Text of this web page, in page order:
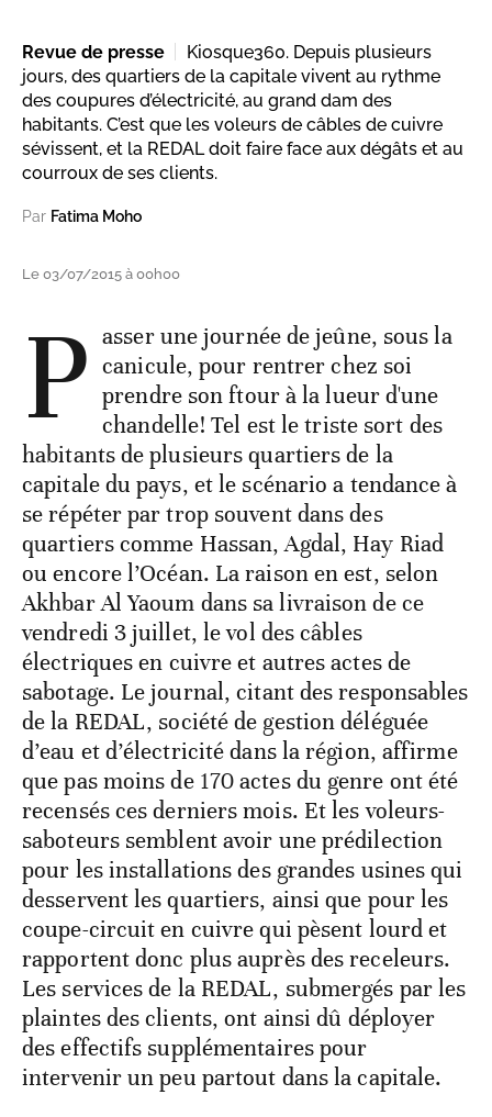
Revue de presse
Kiosque360. Depuis plusieurs
jours, des quartiers de la capitale vivent au rythme
des coupures d’électricité, au grand dam des
habitants. C’est que les voleurs de câbles de cuivre
sévissent, et la REDAL doit faire face aux dégâts et au
courroux de ses clients.
Par Fatima Moho
Le 03/07/2015 à 00h00
P asser une journée de jeûne, sous la
canicule, pour rentrer chez soi
prendre son ftour à la lueur d'une
chandelle! Tel est le triste sort des
habitants de plusieurs quartiers de la
capitale du pays, et le scénario a tendance à
se répéter par trop souvent dans des
quartiers comme Hassan, Agdal, Hay Riad
ou encore l’Océan. La raison en est, selon
Akhbar Al Yaoum dans sa livraison de ce
vendredi 3 juillet, le vol des câbles
électriques en cuivre et autres actes de
sabotage. Le journal, citant des responsables
de la REDAL, société de gestion déléguée
d’eau et d’électricité dans la région, affirme
que pas moins de 170 actes du genre ont été
recensés ces derniers mois. Et les voleurs-
saboteurs semblent avoir une prédilection
pour les installations des grandes usines qui
desservent les quartiers, ainsi que pour les
coupe-circuit en cuivre qui pèsent lourd et
rapportent donc plus auprès des receleurs.
Les services de la REDAL, submergés par les
plaintes des clients, ont ainsi dû déployer
des effectifs supplémentaires pour
intervenir un peu partout dans la capitale.